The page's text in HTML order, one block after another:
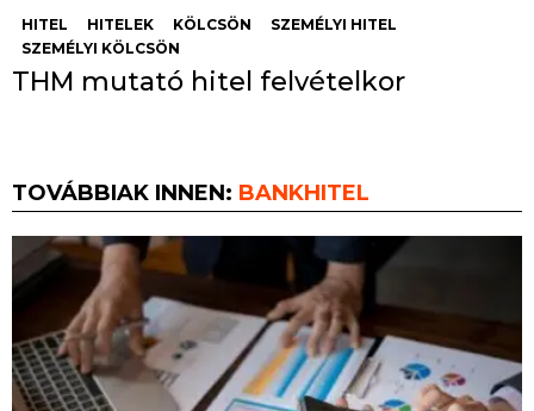
HITEL HITELEK KÖLCSÖN
SZEMÉLYI HITEL
SZEMÉLYI KÖLCSÖN
THM mutató hitel felvételkor
TOVÁBBIAK INNEN: BANKHITEL